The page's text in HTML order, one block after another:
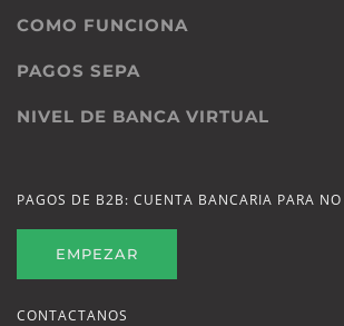
COMO FUNCIONA
PAGOS SEPA
NIVEL DE BANCA VIRTUAL
PAGOS DE B2B: CUENTA BANCARIA PARA NO
EMPEZAR
CONTACTANOS